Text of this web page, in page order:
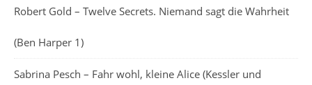
Robert Gold – Twelve Secrets. Niemand sagt die Wahrheit
(Ben Harper 1)
Sabrina Pesch – Fahr wohl, kleine Alice (Kessler und